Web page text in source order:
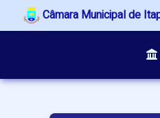
Câmara Municipal de